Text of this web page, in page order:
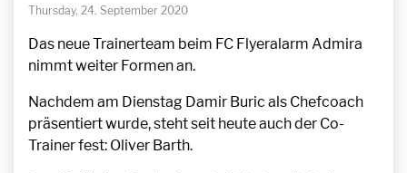
Thursday, 24. September 2020
Das neue Trainerteam beim FC Flyeralarm Admira
nimmt weiter Formen an.
Nachdem am Dienstag Damir Buric als Chefcoach
präsentiert wurde, steht seit heute auch der Co-
Trainer fest: Oliver Barth.